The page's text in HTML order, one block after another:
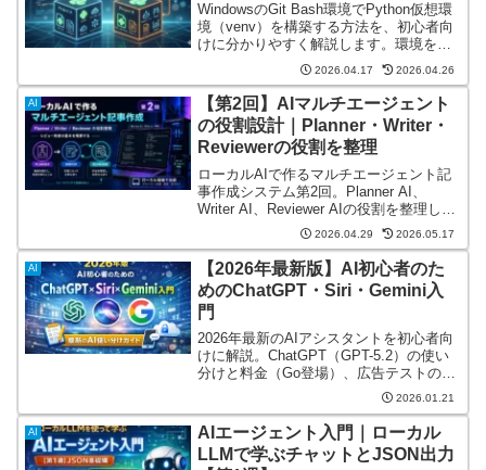
WindowsのGit Bash環境でPython仮想環
境（venv）を構築する方法を、初心者向
けに分かりやすく解説します。環境を汚
さない作成・有効化の手順から、実務で
役立つコマンド一覧、よくあるエラーの
対処法まで網羅。この記事一冊で、スム
ーズな開発環境が手に入ります。
2026.04.17 2026.04.26
AI
【第2回】AIマルチエージェント
の役割設計｜Planner・Writer・
Reviewerの役割を整理
ローカルAIで作るマルチエージェント記
事作成システム第2回。Planner AI、
Writer AI、Reviewer AIの役割を整理し、
記事作成の品質を安定させるための考え
方、レビュー再チェック、出力ルールの
重要性を解説します。
2026.04.29 2026.05.17
AI
【2026年最新版】AI初心者のた
めのChatGPT・Siri・Gemini入
門
2026年最新のAIアシスタントを初心者向
けに解説。ChatGPT（GPT-5.2）の使い
分けと料金（Go登場）、広告テストの考
え方、SiriがGemini採用で何が変わるかを
2026.01.21
AI
AIエージェント入門｜ローカル
LLMで学ぶチャットとJSON出力